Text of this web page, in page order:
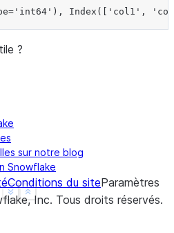
Index(['col1',
Show less
See more
?
sur notre blog
Snowflake
Conditions du siteParamètres
Inc. Tous droits réservés.